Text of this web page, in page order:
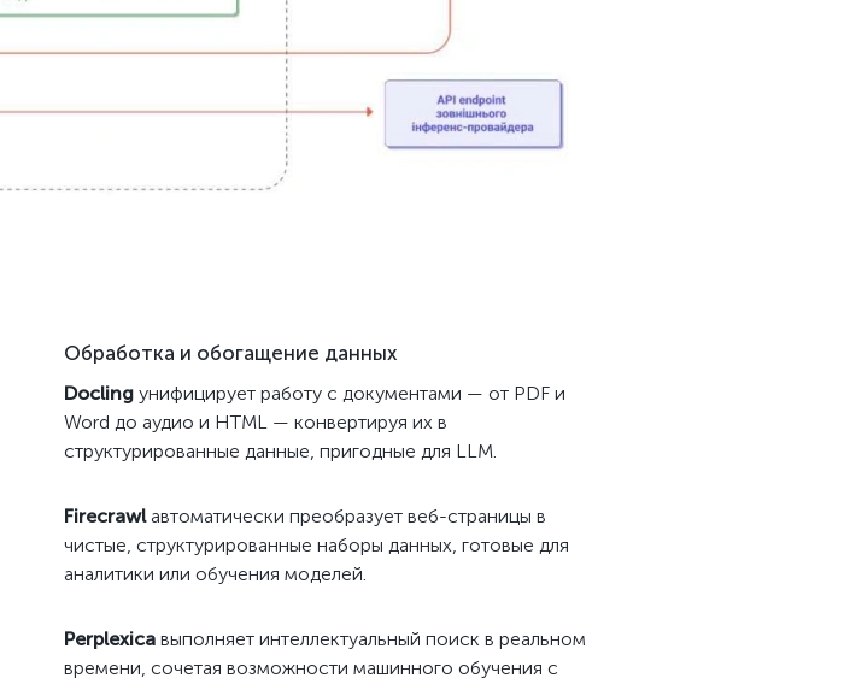
Обработка и обогащение данных
Docling унифицирует работу с документами — от PDF и
Word до аудио и HTML — конвертируя их в
структурированные данные, пригодные для LLM.
Firecrawlавтоматически преобразует веб-страницы в
чистые, структурированные наборы данных, готовые для
аналитики или обучения моделей.
Perplexica выполняет интеллектуальный поиск в реальном
времени, сочетая возможности машинного обучения с